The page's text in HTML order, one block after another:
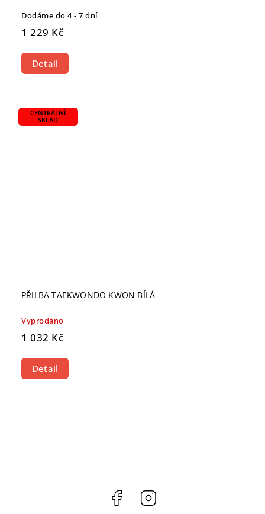
Dodáme do 4 - 7 dní
1 229 Kč
Detail
CENTRÁLNÍ
SKLAD
PŘILBA TAEKWONDO KWON BÍLÁ
Vyprodáno
1 032 Kč
Detail
Facebook